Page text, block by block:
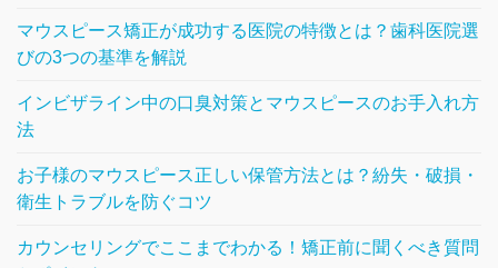
マウスピース矯正が成功する医院の特徴とは？歯科医院選
びの3つの基準を解説
インビザライン中の口臭対策とマウスピースのお手入れ方
法
お子様のマウスピース正しい保管方法とは？紛失・破損・
衛生トラブルを防ぐコツ
カウンセリングでここまでわかる！矯正前に聞くべき質問